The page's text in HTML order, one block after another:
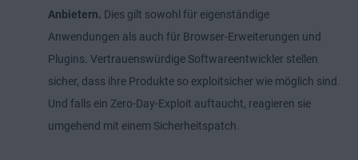
Anbietern. Dies gilt sowohl für eigenständige
Anwendungen als auch für Browser-Erweiterungen und
Plugins. Vertrauenswürdige Softwareentwickler stellen
sicher, dass ihre Produkte so exploitsicher wie möglich sind.
Und falls ein Zero-Day-Exploit auftaucht, reagieren sie
umgehend mit einem Sicherheitspatch.